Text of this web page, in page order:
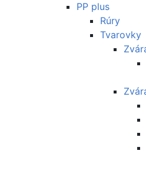
PP plus
Rúry
Tvarovky